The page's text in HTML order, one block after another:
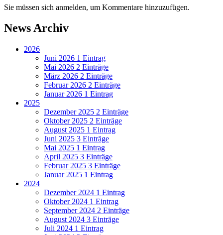
Sie müssen sich anmelden, um Kommentare hinzuzufügen.
News Archiv
2026
Juni 2026 1 Eintrag
Mai 2026 2 Einträge
März 2026 2 Einträge
Februar 2026 2 Einträge
Januar 2026 1 Eintrag
2025
Dezember 2025 2 Einträge
Oktober 2025 2 Einträge
August 2025 1 Eintrag
Juni 2025 3 Einträge
Mai 2025 1 Eintrag
April 2025 3 Einträge
Februar 2025 3 Einträge
Januar 2025 1 Eintrag
2024
Dezember 2024 1 Eintrag
Oktober 2024 1 Eintrag
September 2024 2 Einträge
August 2024 3 Einträge
Juli 2024 1 Eintrag